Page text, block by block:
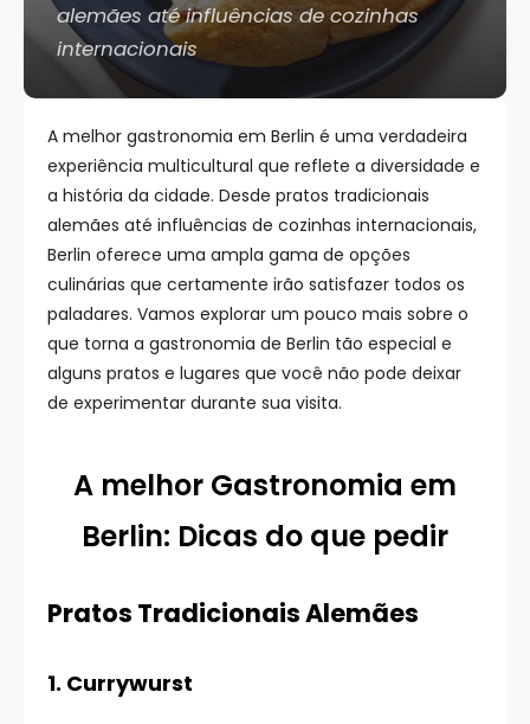
alemães até influências de cozinhas
internacionais
A melhor gastronomia em Berlin é uma verdadeira
experiência multicultural que reflete a diversidade e
a história da cidade. Desde pratos tradicionais
alemães até influências de cozinhas internacionais,
Berlin oferece uma ampla gama de opções
culinárias que certamente irão satisfazer todos os
paladares. Vamos explorar um pouco mais sobre o
que torna a gastronomia de Berlin tão especial e
alguns pratos e lugares que você não pode deixar
de experimentar durante sua visita.
A melhor Gastronomia em
Berlin: Dicas do que pedir
Pratos Tradicionais Alemães
1. Currywurst